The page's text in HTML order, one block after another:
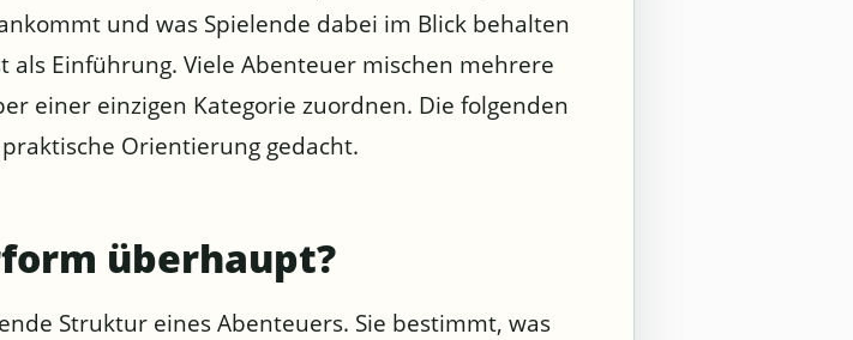
und was Spielende dabei im Blick behalten
Einführung. Viele Abenteuer mischen mehrere
einer einzigen Kategorie zuordnen. Die folgenden
Orientierung gedacht.
überhaupt?
Struktur eines Abenteuers. Sie bestimmt, was